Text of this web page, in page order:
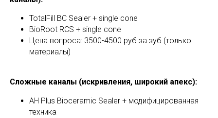
TotalFill BC Sealer + single cone
BioRoot RCS + single cone
Цена вопроса: 3500-4500 руб за зуб (только
материалы)
Сложные каналы (искривления, широкий апекс):
AH Plus Bioceramic Sealer + модифицированная
техника